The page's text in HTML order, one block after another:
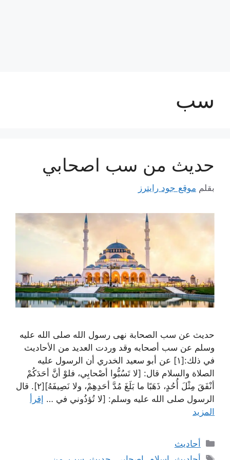
سب
حديث من سب اصحابي
بقلم موقع جود رايترز
حديث عن سب الصحابة نهى رسول الله صلى الله عليه
وسلم عن سب أصحابه وقد وردت العديد من الأحاديث
في ذلك:[١] عن أبو سعيد الخدري أن الرسول عليه
الصلاة والسلام قال: [لا تَسُبُّوا أصْحابِي، فلوْ أنَّ أحَدَكُمْ
أنْفَقَ مِثْلَ أُحُدٍ، ذَهَبًا ما بَلَغَ مُدَّ أحَدِهِمْ، ولا نَصِيفَهُ][٢]. قال
الرسول صلى الله عليه وسلم: [لا تُؤذُوني في … إقرأ
المزيد
التصنيفات
أحاديث
الوسوم